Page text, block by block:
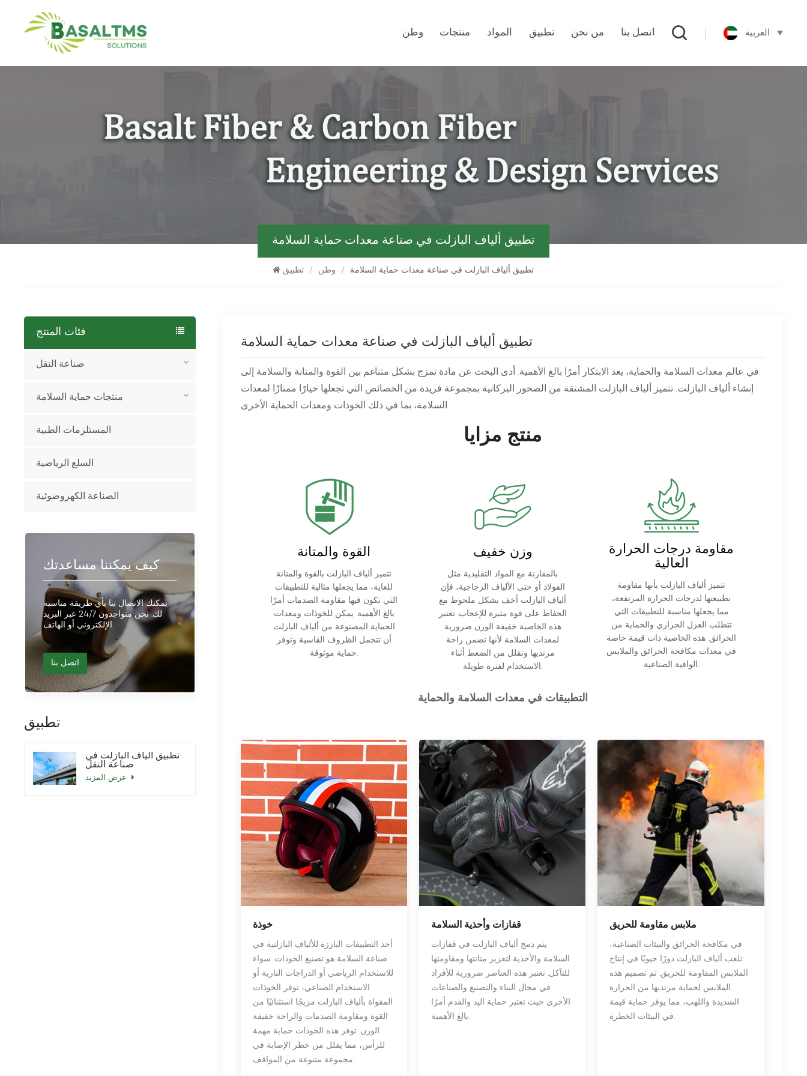
وطن منتجات المواد تطبيق من نحن اتصل بنا العربية
تطبيق ألياف البازلت في صناعة معدات حماية السلامة
وطن / تطبيق / تطبيق ألياف البازلت في صناعة معدات حماية السلامة
تطبيق ألياف البازلت في صناعة معدات حماية السلامة
في عالم معدات السلامة والحماية، يعد الابتكار أمرًا بالغ الأهمية. أدى البحث عن مادة تمزج بشكل متناغم بين القوة والمتانة والسلامة إلى
إنشاء ألياف البازلت. تتميز ألياف البازلت المشتقة من الصخور البركانية بمجموعة فريدة من الخصائص التي تجعلها خيارًا ممتازًا لمعدات
السلامة، بما في ذلك الخوذات ومعدات الحماية الأخرى.
منتج مزايا
القوة والمتانة
تتميز ألياف البازلت بالقوة والمتانة
للغاية، مما يجعلها مثالية للتطبيقات
التي تكون فيها مقاومة الصدمات أمرًا
بالغ الأهمية. يمكن للخوذات ومعدات
الحماية المصنوعة من ألياف البازلت
أن تتحمل الظروف القاسية وتوفر
حماية موثوقة.
وزن خفيف
بالمقارنة مع المواد التقليدية مثل
الفولاذ أو حتى الألياف الزجاجية، فإن
ألياف البازلت أخف بشكل ملحوظ مع
الحفاظ على قوة مثيرة للإعجاب. تعتبر
هذه الخاصية خفيفة الوزن ضرورية
لمعدات السلامة لأنها تضمن راحة
مرتديها وتقلل من الضغط أثناء
الاستخدام لفترة طويلة.
مقاومة درجات الحرارة
العالية
تتميز ألياف البازلت بأنها مقاومة
بطبيعتها لدرجات الحرارة المرتفعة،
مما يجعلها مناسبة للتطبيقات التي
تتطلب العزل الحراري والحماية من
الحرائق. هذه الخاصية ذات قيمة خاصة
في معدات مكافحة الحرائق والملابس
الواقية الصناعية.
التطبيقات في معدات السلامة والحماية
خوذة
أحد التطبيقات البارزة للألياف البازلتية في
صناعة السلامة هو تصنيع الخوذات. سواء
للاستخدام الرياضي أو الدراجات النارية أو
الاستخدام الصناعي، توفر الخوذات
المقواة بألياف البازلت مزيجًا استثنائيًا من
القوة ومقاومة الصدمات والراحة خفيفة
الوزن. توفر هذه الخوذات حماية مهمة
للرأس، مما يقلل من خطر الإصابة في
مجموعة متنوعة من المواقف.
قفازات وأحذية السلامة
يتم دمج ألياف البازلت في قفازات
السلامة والأحذية لتعزيز متانتها ومقاومتها
للتآكل. تعتبر هذه العناصر ضرورية للأفراد
في مجال البناء والتصنيع والصناعات
الأخرى حيث تعتبر حماية اليد والقدم أمرًا
بالغ الأهمية.
ملابس مقاومة للحريق
في مكافحة الحرائق والبيئات الصناعية،
تلعب ألياف البازلت دورًا حيويًا في إنتاج
الملابس المقاومة للحريق. تم تصميم هذه
الملابس لحماية مرتديها من الحرارة
الشديدة واللهب، مما يوفر حماية قيمة
في البيئات الخطرة.
فئات المنتج
صناعة النقل
منتجات حماية السلامة
المستلزمات الطبية
السلع الرياضية
الصناعة الكهروضوئية
كيف يمكننا مساعدتك
يمكنك الاتصال بنا بأي طريقة مناسبة
لك. نحن متواجدون 24/7 عبر البريد
الإلكتروني أو الهاتف.
اتصل بنا
تطبيق
تطبيق ألياف البازلت في
صناعة النقل